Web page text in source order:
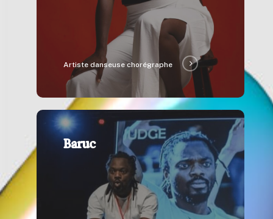
Artiste danseuse chorégraphe
Baruc